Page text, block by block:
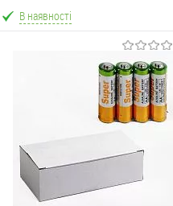
В наявності
В кошик
Порівняння
Склад зберігання
Одеса №4
Доставка/Оплата